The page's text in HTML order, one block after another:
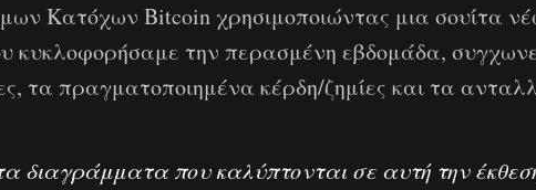
Κατόχων Bitcoin χρησιμοποιώντας μια σουίτα
κυκλοφορήσαμε την περασμένη εβδομάδα,
τα πραγματοποιημένα κέρδη/ζημίες και τα
διαγράμματα που καλύπτονται σε αυτή την